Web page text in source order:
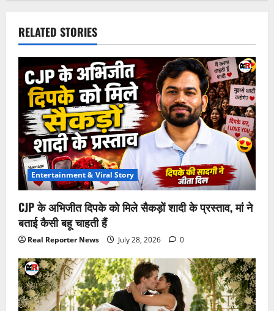
RELATED STORIES
Entertainment & Viral Story
CJP के अभिजीत दिपके को मिले सैकड़ों शादी के प्रस्ताव, मां ने
बताई कैसी बहू चाहती हैं
Real Reporter News July 28, 2026 0